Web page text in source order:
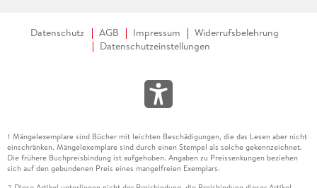
Datenschutz AGB Impressum
Widerrufsbelehrung
Datenschutzeinstellungen
1 Mängelexemplare sind Bücher mit leichten Beschädigungen, die das Lesen aber nicht
einschränken. Mängelexemplare sind durch einen Stempel als solche gekennzeichnet.
Die frühere Buchpreisbindung ist aufgehoben. Angaben zu Preissenkungen beziehen
sich auf den gebundenen Preis eines mangelfreien Exemplars.